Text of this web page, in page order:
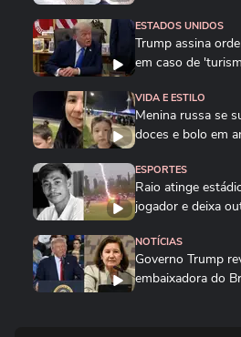
ESTADOS UNIDOS
Trump assina
em caso de
VIDA E ESTILO
Menina russa se
doces e bolo em
ESPORTES
Raio atinge
jogador e deixa
NOTÍCIAS
Governo Trump
embaixadora do